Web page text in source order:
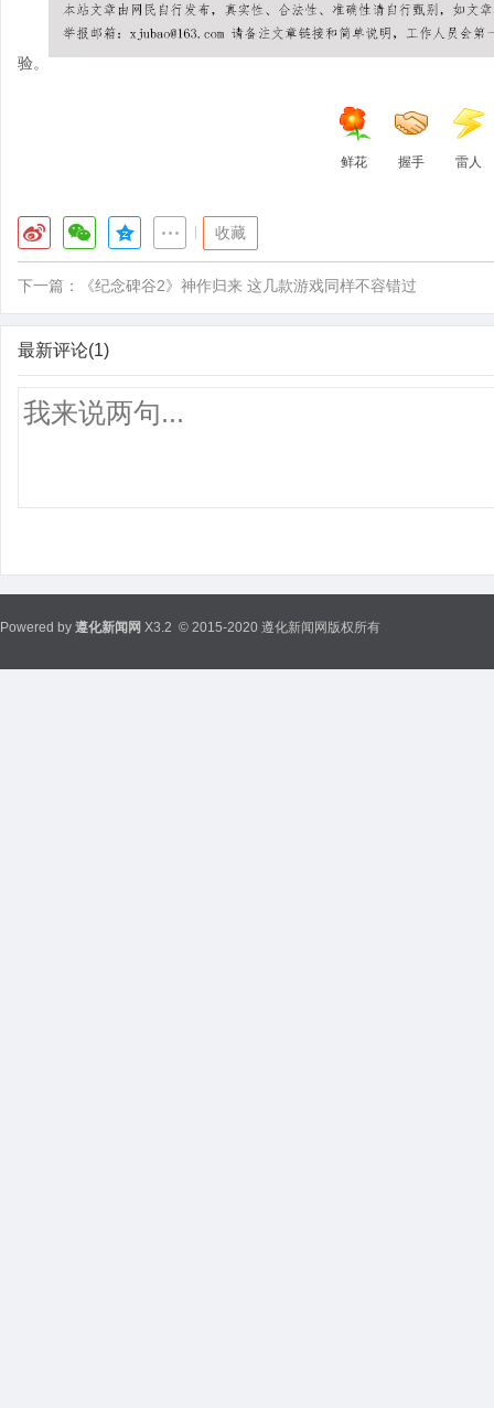
验。
鲜花 握手 雷人
收藏
下一篇： 《纪念碑谷2》神作归来 这几款游戏同样不容错过
最新评论(1)
Powered by 遵化新闻网 X3.2 © 2015-2020 遵化新闻网版权所有